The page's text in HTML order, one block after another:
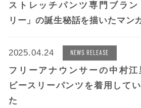
ストレッチパンツ専門ブラン
リー」の誕生秘話を描いたマン
2025.04.24 NEWS RELEASE
フリーアナウンサーの中村江
ビースリーパンツを着用して
た